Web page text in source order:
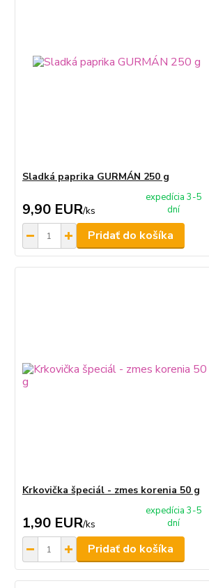
Sladká paprika GURMÁN 250 g
9,90 EUR/ks
expedícia 3-5
dní
Pridať do košíka
Krkovička špeciál - zmes korenia 50 g
1,90 EUR/ks
expedícia 3-5
dní
Pridať do košíka